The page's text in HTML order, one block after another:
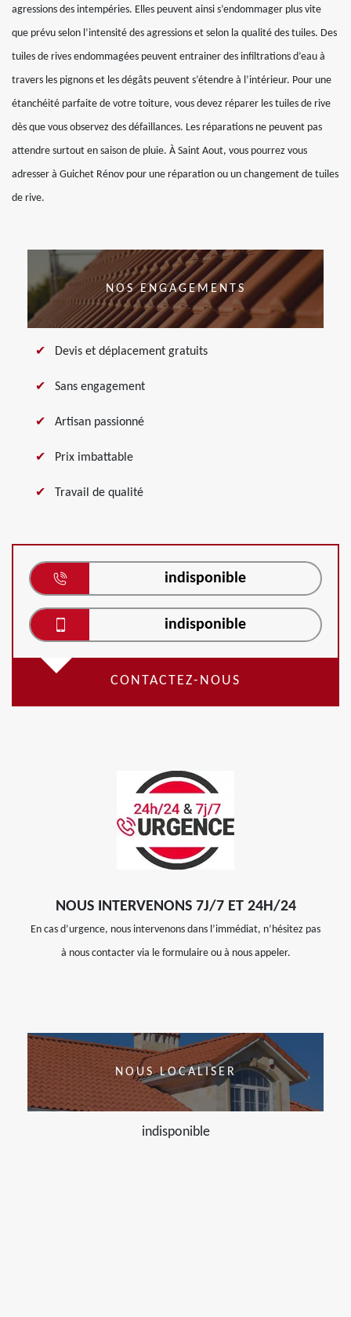
agressions des intempéries. Elles peuvent ainsi s’endommager plus vite
que prévu selon l’intensité des agressions et selon la qualité des tuiles. Des
tuiles de rives endommagées peuvent entrainer des infiltrations d’eau à
travers les pignons et les dégâts peuvent s’étendre à l’intérieur. Pour une
étanchéité parfaite de votre toiture, vous devez réparer les tuiles de rive
dès que vous observez des défaillances. Les réparations ne peuvent pas
attendre surtout en saison de pluie. À Saint Aout, vous pourrez vous
adresser à Guichet Rénov pour une réparation ou un changement de tuiles
de rive.
NOS ENGAGEMENTS
Devis et déplacement gratuits
Sans engagement
Artisan passionné
Prix imbattable
Travail de qualité
indisponible
indisponible
CONTACTEZ-NOUS
NOUS INTERVENONS 7J/7 ET 24H/24
En cas d’urgence, nous intervenons dans l’immédiat, n’hésitez pas
à nous contacter via le formulaire ou à nous appeler.
NOUS LOCALISER
indisponible